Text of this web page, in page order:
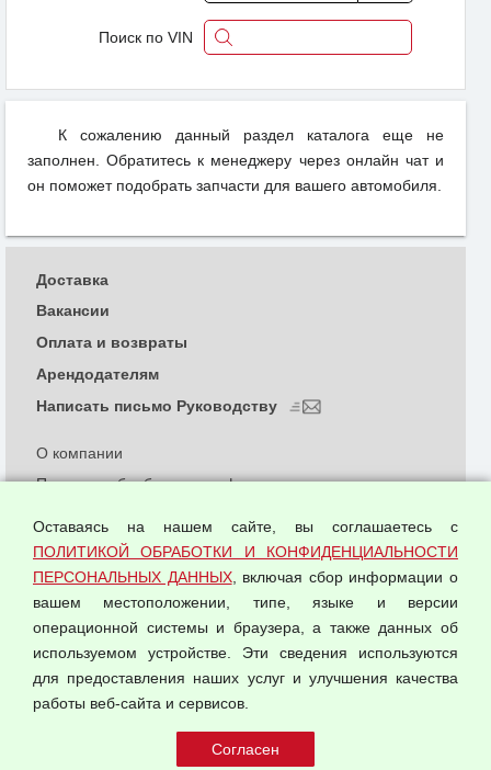
Поиск по VIN
К сожалению данный раздел каталога еще не
заполнен. Обратитесь к менеджеру через онлайн чат и
он поможет подобрать запчасти для вашего автомобиля.
© 2026 ООО "Феникс"
О компании
Политика обработки и конфиденциальности
Согласием на обработку персональных данных
Оферта оптовой купли-продажи
Публичная оферта
Доставка
Вакансии
Оплата и возвраты
Арендодателям
Написать письмо Руководству
Оставаясь на нашем сайте, вы соглашаетесь с
ПОЛИТИКОЙ ОБРАБОТКИ И КОНФИДЕНЦИАЛЬНОСТИ
ПЕРСОНАЛЬНЫХ ДАННЫХ, включая сбор информации о
вашем местоположении, типе, языке и версии
операционной системы и браузера, а также данных об
используемом устройстве. Эти сведения используются
для предоставления наших услуг и улучшения качества
работы веб-сайта и сервисов.